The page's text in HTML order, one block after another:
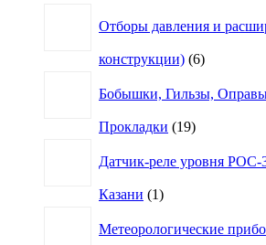
Отборы давления и
конструкции) 66
Бобышки, Гильзы,
Прокладки 1919
Датчик-реле уровня РОС-
Казани 11
Метеорологические